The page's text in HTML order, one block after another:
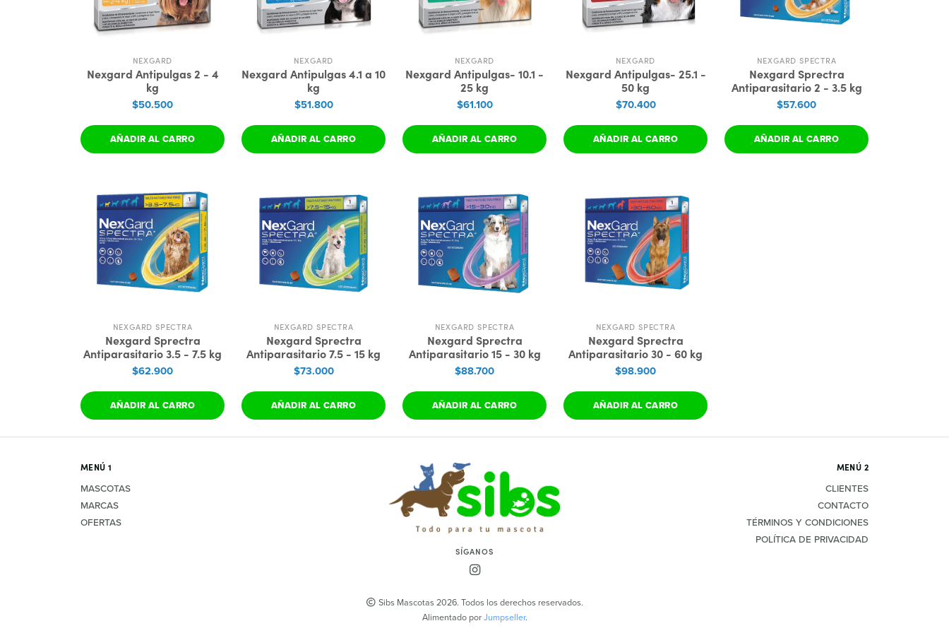
NEXGARD
Nexgard Antipulgas 2 - 4
kg
$50.500
AÑADIR AL CARRO
NEXGARD
Nexgard Antipulgas 4.1 a 10
kg
$51.800
AÑADIR AL CARRO
NEXGARD
Nexgard Antipulgas- 10.1 -
25 kg
$61.100
AÑADIR AL CARRO
NEXGARD
Nexgard Antipulgas- 25.1 -
50 kg
$70.400
AÑADIR AL CARRO
NEXGARD SPECTRA
Nexgard Sprectra
Antiparasitario 2 - 3.5 kg
$57.600
AÑADIR AL CARRO
NEXGARD SPECTRA
Nexgard Sprectra
Antiparasitario 3.5 - 7.5 kg
$62.900
AÑADIR AL CARRO
NEXGARD SPECTRA
Nexgard Sprectra
Antiparasitario 7.5 - 15 kg
$73.000
AÑADIR AL CARRO
NEXGARD SPECTRA
Nexgard Sprectra
Antiparasitario 15 - 30 kg
$88.700
AÑADIR AL CARRO
NEXGARD SPECTRA
Nexgard Sprectra
Antiparasitario 30 - 60 kg
$98.900
AÑADIR AL CARRO
SÍGANOS
Sibs Mascotas 2026. Todos los derechos reservados.
Alimentado porJumpseller.
MENÚ 1
MASCOTAS
MARCAS
OFERTAS
MENÚ 2
CLIENTES
CONTACTO
TÉRMINOS Y CONDICIONES
POLÍTICA DE PRIVACIDAD